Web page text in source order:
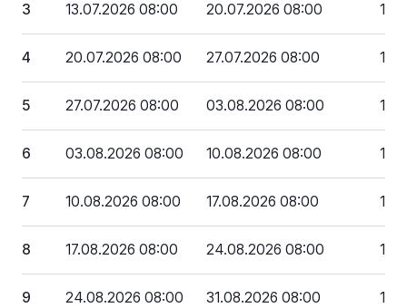
3 13.07.2026 08:00 20.07.2026 08:00
4 20.07.2026 08:00 27.07.2026 08:00
5 27.07.2026 08:00 03.08.2026 08:00
6 03.08.2026 08:00 10.08.2026 08:00
7 10.08.2026 08:00 17.08.2026 08:00
8 17.08.2026 08:00 24.08.2026 08:00
9 24.08.2026 08:00 31.08.2026 08:00